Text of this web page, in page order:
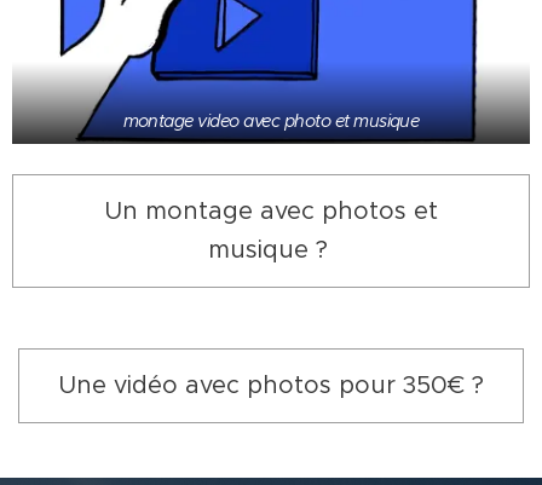
montage video avec photo et musique
Un montage avec photos et
musique ?
Une vidéo avec photos pour 350€ ?